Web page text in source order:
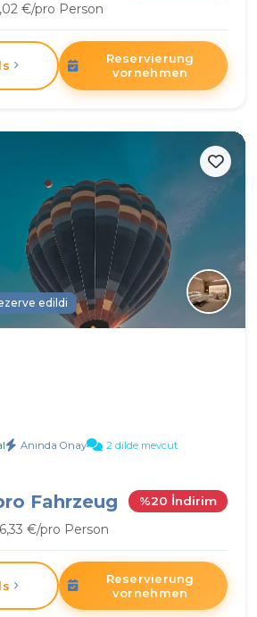
€/pro Person
Reservierung
vornehmen
edildi
Anında Onay 2 dilde mevcut
Fahrzeug
€/pro Person
%20 İndirim
Reservierung
vornehmen